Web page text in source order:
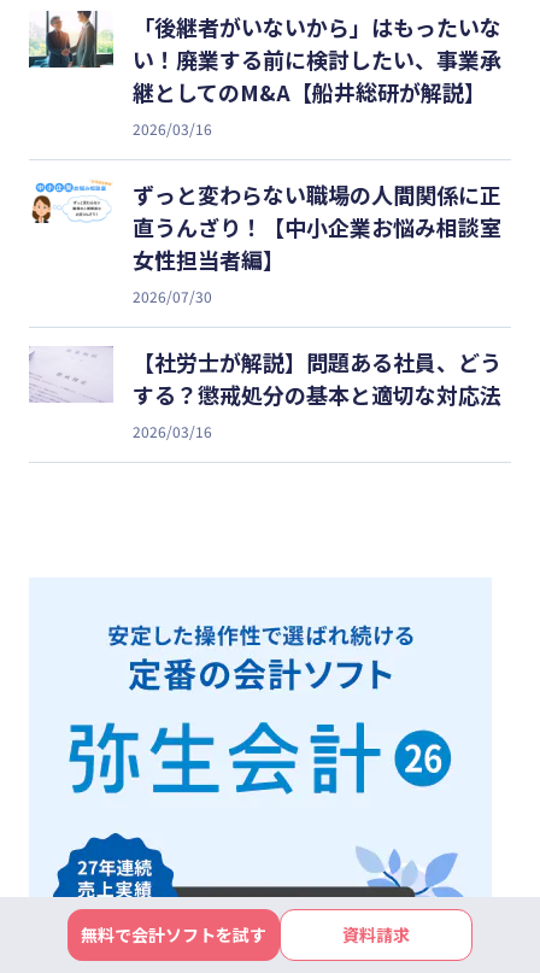
「後継者がいないから」はもったいな
い！廃業する前に検討したい、事業承
継としてのM&A【船井総研が解説】
2026/03/16
ずっと変わらない職場の人間関係に正
直うんざり！【中小企業お悩み相談室
女性担当者編】
2026/07/30
【社労士が解説】問題ある社員、どう
する？懲戒処分の基本と適切な対応法
2026/03/16
無料で会計ソフトを試す 資料請求